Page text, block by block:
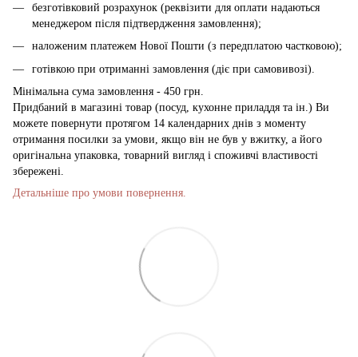
безготівковий розрахунок (реквізити для оплати надаються
менеджером після підтвердження замовлення);
наложеним платежем Нової Пошти (з передплатою частковою);
готівкою при отриманні замовлення (діє при самовивозі).
Мінімальна сума замовлення - 450 грн.
Придбаний в магазині товар (посуд, кухонне приладдя та ін.) Ви
можете повернути протягом 14 календарних днів з моменту
отримання посилки за умови, якщо він не був у вжитку, а його
оригінальна упаковка, товарний вигляд і споживчі властивості
збережені.
Детальніше про умови повернення.